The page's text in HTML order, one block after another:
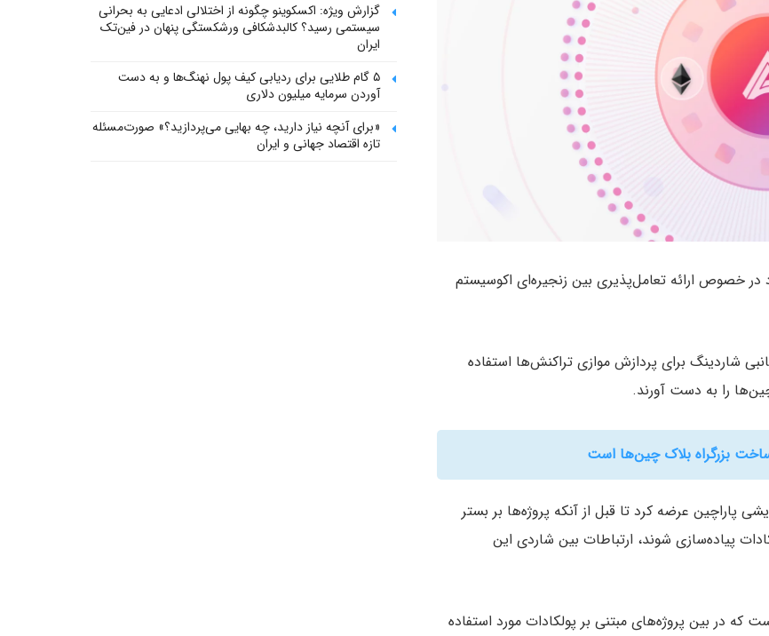
خصوص ارائه تعامل‌پذیری بین زنجیره‌ای اکوسیستم
شاردینگ برای پردازش موازی تراکنش‌ها استفاده
را به دست آورند.
بزرگراه بلاک چین‌ها است
پیاده‌سازی شوند، ارتباطات بین شاردی این
که در بین پروژه‌های مبتنی بر پولکادات مورد استفاده
گزارش ویژه: اکسکوینو چگونه از اختلالی ادعایی به بحرانی
سیستمی رسید؟ کالبدشکافی ورشکستگی پنهان در فین‌تک
ایران
۵ گام طلایی برای ردیابی کیف پول‌ نهنگ‌ها و به دست
آوردن سرمایه میلیون دلاری
«برای آنچه نیاز دارید، چه بهایی می‌پردازید؟» صورت‌مسئله
تازه اقتصاد جهانی و ایران